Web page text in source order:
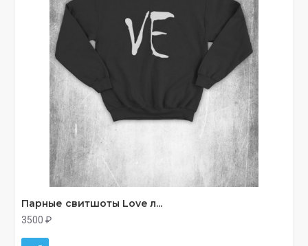
Парные свитшоты Love л...
3500 ₽